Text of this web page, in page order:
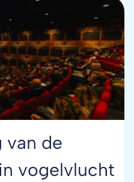
van de
vogelvlucht